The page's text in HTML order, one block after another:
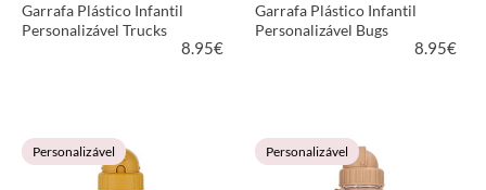
Garrafa Plástico Infantil
Personalizável Trucks
8.95€
VER PRODUTO
Garrafa Plástico Infantil
Personalizável Bugs
8.95€
VER PRODUTO
Personalizável Personalizável